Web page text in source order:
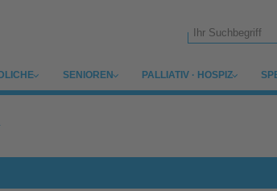
Suchformular
SUBMENU FOR
SENIOREN SUBMENU FOR
PALLIATIV · HOSPIZ